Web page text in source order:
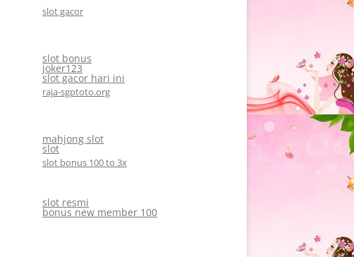
slot gacor
slot bonus
joker123
slot gacor hari ini
raja-sgptoto.org
mahjong slot
slot
slot bonus 100 to 3x
slot resmi
bonus new member 100